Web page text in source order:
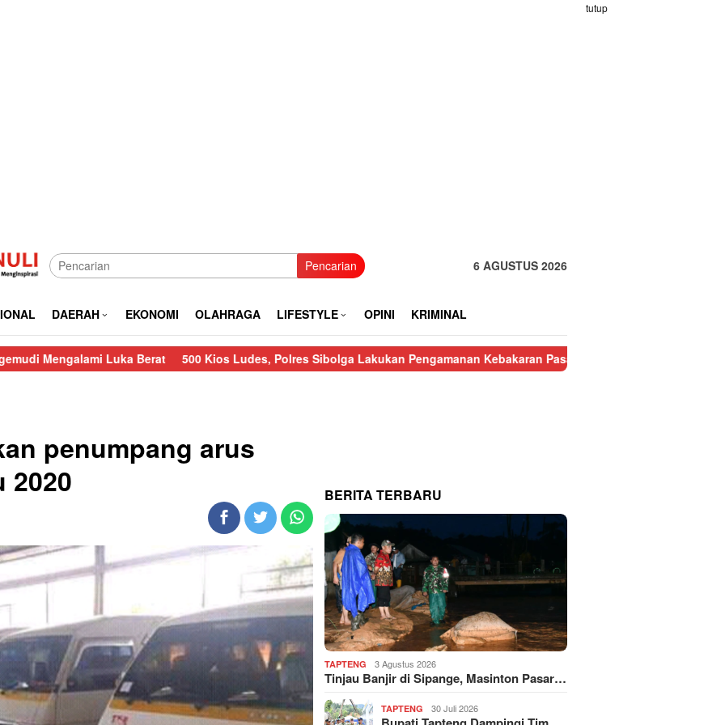
tutup
Pencarian 6 AGUSTUS 2026
DAERAH EKONOMI OLAHRAGA LIFESTYLE OPINI KRIMINAL
Luka Berat 500 Kios Ludes, Polres Sibolga Lakukan Pengamanan Kebakaran Pasar Nauli Kurang dari 24 Jam, Polisi
penumpang arus
2020
BERITA TERBARU
TAPTENG 3 Agustus 2026
Tinjau Banjir di Sipange, Masinton Pasar…
TAPTENG 30 Juli 2026